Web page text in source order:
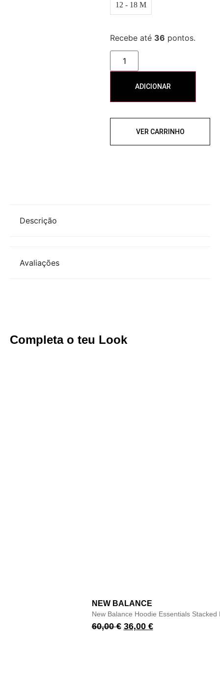
12 - 18 M
Recebe até 36 pontos.
ADICIONAR
VER CARRINHO
Descrição
Avaliações
Completa o teu Look
NEW BALANCE
New Balance Hoodie Essentials
60,00€ 36,00 €